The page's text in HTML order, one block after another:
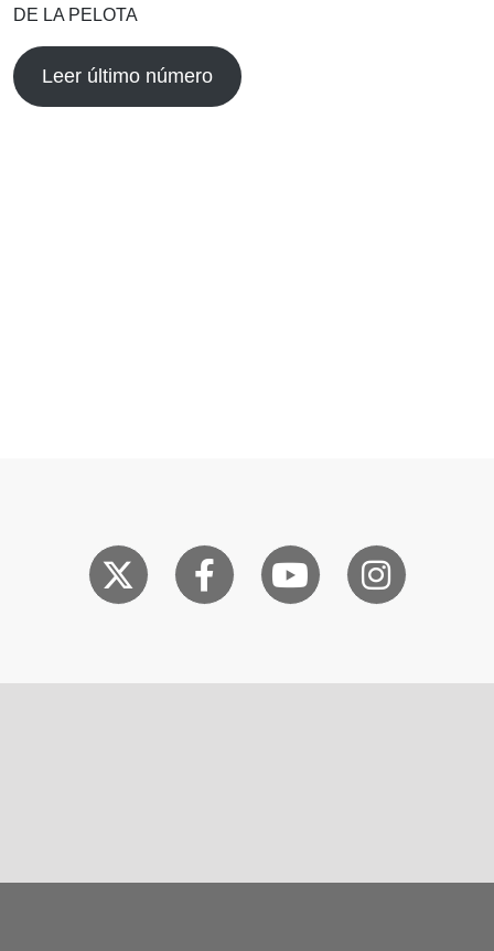
DE LA PELOTA
Leer último número